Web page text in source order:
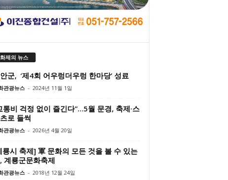
화제의 뉴스
군, ‘제4회 어우렁더우렁 한마당’ 성료
관광뉴스 - 2024년 11월 1일
통비 걱정 없이 즐긴다”…5월 문경, 축제·스
로 들썩
관광뉴스 - 2026년 4월 20일
룡시 축제] 軍 문화의 모든 것을 볼 수 있는
계룡군문화축제
관광뉴스 - 2018년 12월 24일